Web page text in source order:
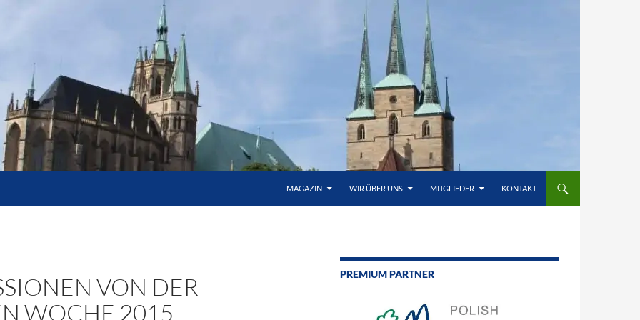
MAGAZIN WIR ÜBER UNS MITGLIEDER KONTAKT
VON DER
WOCHE 2015
PREMIUM PARTNER